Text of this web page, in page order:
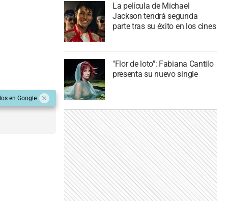
en Google
La película de Michael
Jackson tendrá segunda
parte tras su éxito en los cines
"Flor de loto": Fabiana Cantilo
presenta su nuevo single